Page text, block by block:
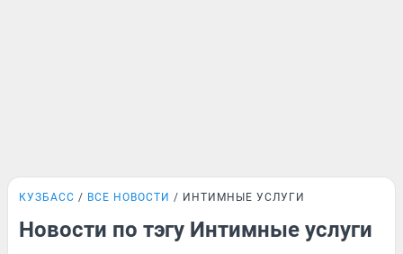
КУЗБАСС ВСЕ НОВОСТИ ИНТИМНЫЕ УСЛУГИ
Новости по тэгу Интимные услуги